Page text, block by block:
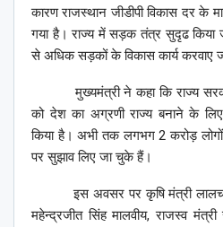
कारण राजस्थान जीडीपी विकास दर
गया है। राज्य में सड़क तंत्र सुदृढ किया
से अधिक सड़कों के विकास कार्य करवाए
मुख्यमंत्री ने कहा कि राज्य
को देश का अग्रणी राज्य बनाने के
किया है। अभी तक लगभग 2 करोड़
पर सुझाव लिए जा चुके हैं।
इस अवसर पर कृषि मंत्री लालचंद
महेन्द्रजीत सिंह मालवीय, राजस्व